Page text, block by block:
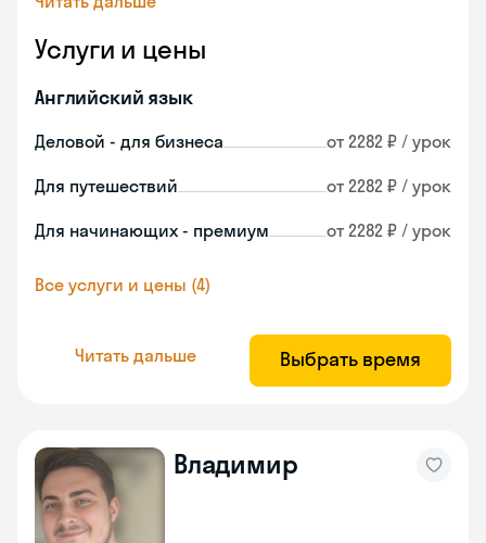
Услуги и цены
Английский язык
Деловой - для бизнеса от 2282 ₽ / урок
Для путешествий от 2282 ₽ / урок
Для начинающих - премиум от 2282 ₽ / урок
Все услуги и цены (4)
Читать дальше Выбрать время
Владимир